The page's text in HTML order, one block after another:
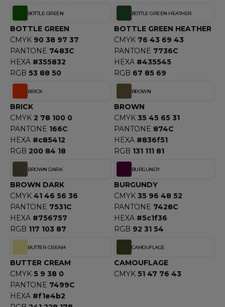
SEGURIDAD
DUICK
TEXTILE
LEWIS
ATHLETIC®
ATHLETIC® COLLECTION
ETIQUETTE
BOTTLE GREEN
BOTTLE GREEN
CMYK 90 38 97 37
PANTONE 7483C
HEXA #355832
RGB 53 88 50
BOTTLE GREEN HEATHER
BOTTLE GREEN HEATHER
CMYK 76 43 69 43
PANTONE 7736C
HEXA #435545
RGB 67 85 69
BRICK
BRICK
CMYK 2 78 100 0
PANTONE 166C
HEXA #c85412
RGB 200 84 18
BROWN
BROWN
CMYK 35 45 65 31
PANTONE 874C
HEXA #836f51
RGB 131 111 81
BROWN DARK
BROWN DARK
CMYK 41 46 56 36
PANTONE 7531C
HEXA #756757
RGB 117 103 87
BURGUNDY
BURGUNDY
CMYK 35 96 48 52
PANTONE 7428C
HEXA #5c1f36
RGB 92 31 54
BUTTER CREAM
BUTTER CREAM
CMYK 5 9 38 0
PANTONE 7499C
HEXA #f1e4b2
CAMOUFLAGE
CAMOUFLAGE
CMYK 51 47 76 43